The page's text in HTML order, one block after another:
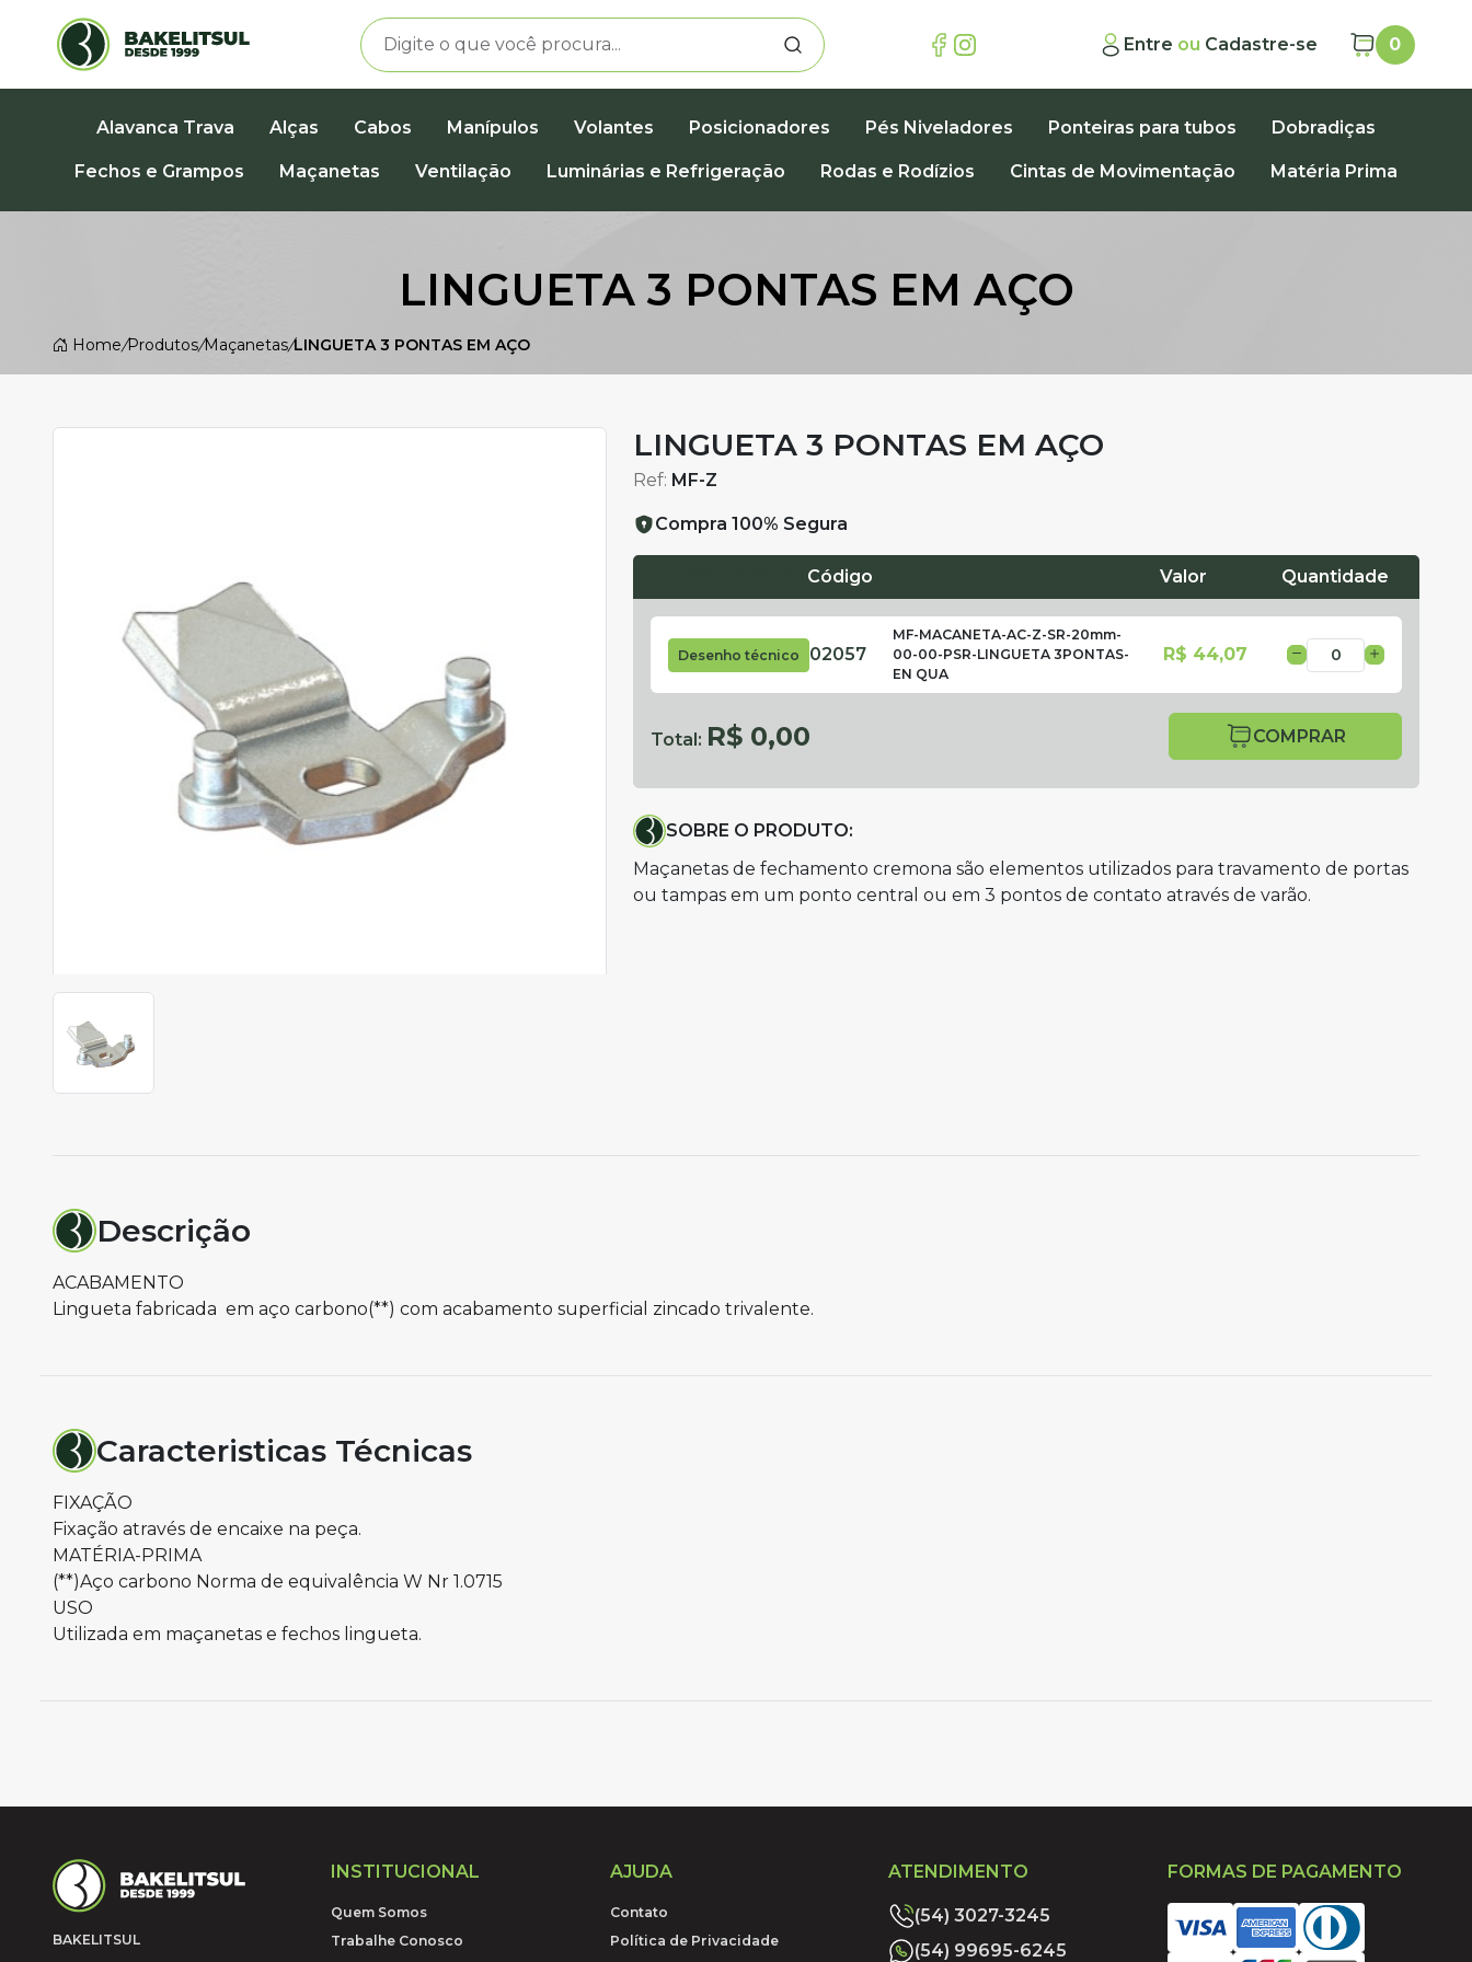
Entre ou Cadastre-se 0
Alavanca Trava Alças Cabos Manípulos Volantes Posicionadores Pés Niveladores Ponteiras para tubos Dobradiças
Fechos e Grampos Maçanetas Ventilação Luminárias e Refrigeração Rodas e Rodízios Cintas de Movimentação Matéria Prima
LINGUETA 3 PONTAS EM AÇO
Home/Produtos/Maçanetas/LINGUETA 3 PONTAS EM AÇO
LINGUETA 3 PONTAS EM AÇO
Ref: MF-Z
Compra 100% Segura
Código Valor Quantidade
Desenho técnico 02057
MF-MACANETA-AC-Z-SR-20mm-
00-00-PSR-LINGUETA 3PONTAS-
EN QUA
R$ 44,07
Total: R$ 0,00 COMPRAR
SOBRE O PRODUTO:
Maçanetas de fechamento cremona são elementos utilizados para travamento de portas
ou tampas em um ponto central ou em 3 pontos de contato através de varão.
Descrição
ACABAMENTO
Lingueta fabricada em aço carbono(**) com acabamento superficial zincado trivalente.
Caracteristicas Técnicas
FIXAÇÃO
Fixação através de encaixe na peça.
MATÉRIA-PRIMA
(**)Aço carbono Norma de equivalência W Nr 1.0715
USO
Utilizada em maçanetas e fechos lingueta.
BAKELITSUL
INSTITUCIONAL
Quem Somos
Trabalhe Conosco
AJUDA
Contato
Política de Privacidade
ATENDIMENTO
(54) 3027-3245
(54) 99695-6245
FORMAS DE PAGAMENTO